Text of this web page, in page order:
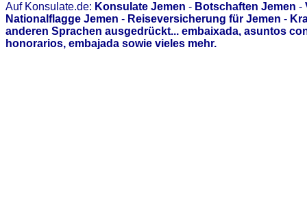
Auf Konsulate.de: Konsulate Jemen - Botschaften Jemen -
Nationalflagge Jemen - Reiseversicherung für Jemen -
anderen Sprachen ausgedrückt... embaixada, asuntos
honorarios, embajada sowie vieles mehr.